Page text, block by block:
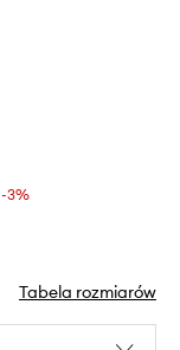
-3%
Tabela rozmiarów